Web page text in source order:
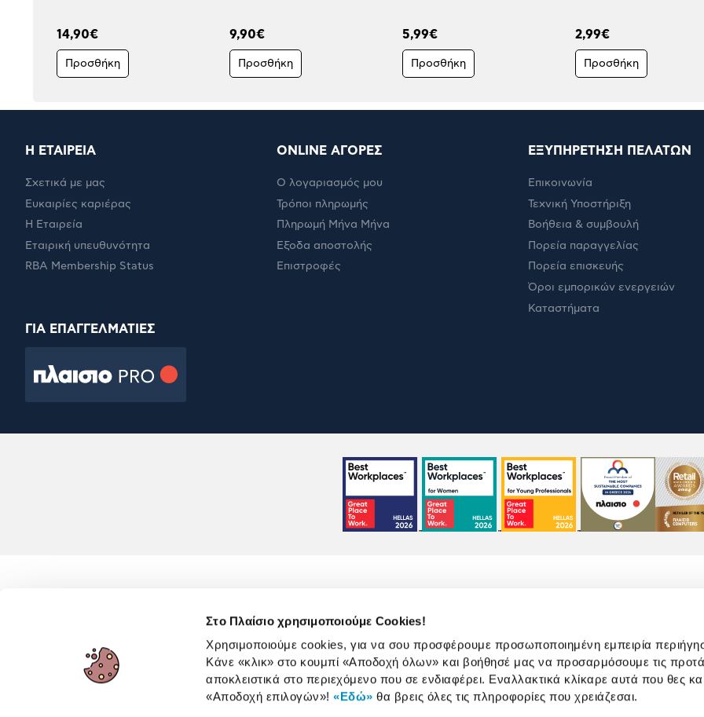
Στο Πλαίσιο χρησιμοποιούμε Cookies!
Χρησιμοποιούμε cookies, για να σου προσφέρουμε προσωποποιημένη εμπειρία
Κάνε «κλικ» στο κουμπί «Αποδοχή όλων» και βοήθησέ μας να προσαρμόσουμε τις
αποκλειστικά στο περιεχόμενο που σε ενδιαφέρει. Εναλλακτικά κλίκαρε αυτά που θες
«Αποδοχή επιλογών»!«Εδώ» θα βρεις όλες τις πληροφορίες που χρειάζεσαι.
14,90€
Προσθήκη
9,90€
Προσθήκη
5,99€
Προσθήκη
2,99€
Προσθήκη
Η ΕΤΑΙΡΕΙΑ
Σχετικά με μας
Ευκαιρίες καριέρας
Η Εταιρεία
Εταιρική υπευθυνότητα
RBA Membership Status
ONLINE ΑΓΟΡΕΣ
Ο λογαριασμός μου
Τρόποι πληρωμής
Πληρωμή Μήνα Μήνα
Έξοδα αποστολής
Επιστροφές
ΕΞΥΠΗΡΕΤΗΣΗ ΠΕΛΑΤΩΝ
Επικοινωνία
Τεχνική Υποστήριξη
Βοήθεια & συμβουλή
Πορεία παραγγελίας
Πορεία επισκευής
Όροι εμπορικών ενεργειών
Καταστήματα
ΓΙΑ ΕΠΑΓΓΕΛΜΑΤΙΕΣ
Όροι χρήσης Πολιτική Cookies Πολιτική Απορρήτου